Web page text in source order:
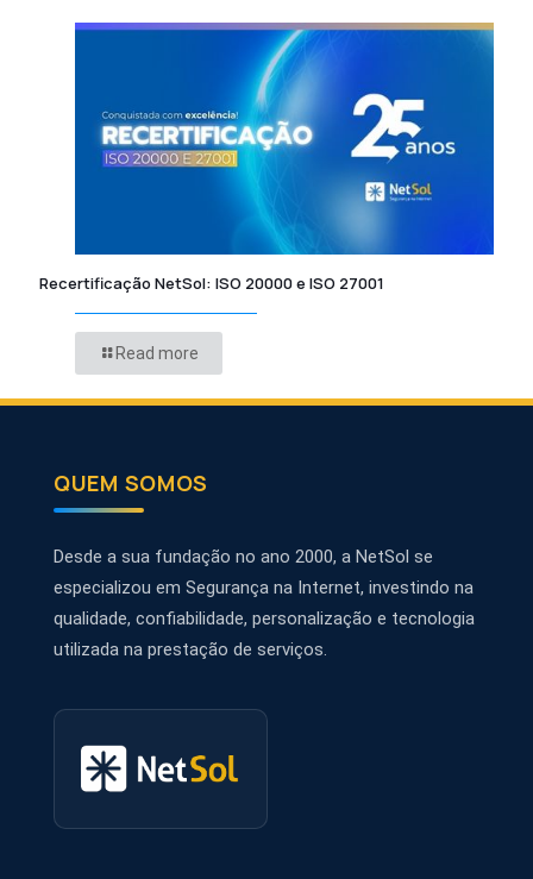
Recertificação NetSol: ISO 20000 e ISO 27001
Read more
QUEM SOMOS
Desde a sua fundação no ano 2000, a NetSol se
especializou em Segurança na Internet, investindo na
qualidade, confiabilidade, personalização e tecnologia
utilizada na prestação de serviços.